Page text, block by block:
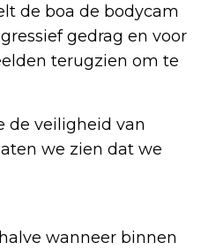
de boa de bodycam
gedrag en voor
terugzien om te
de veiligheid van
we zien dat we
wanneer binnen